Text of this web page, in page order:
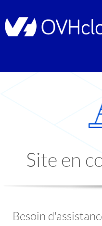
Site en
Besoin